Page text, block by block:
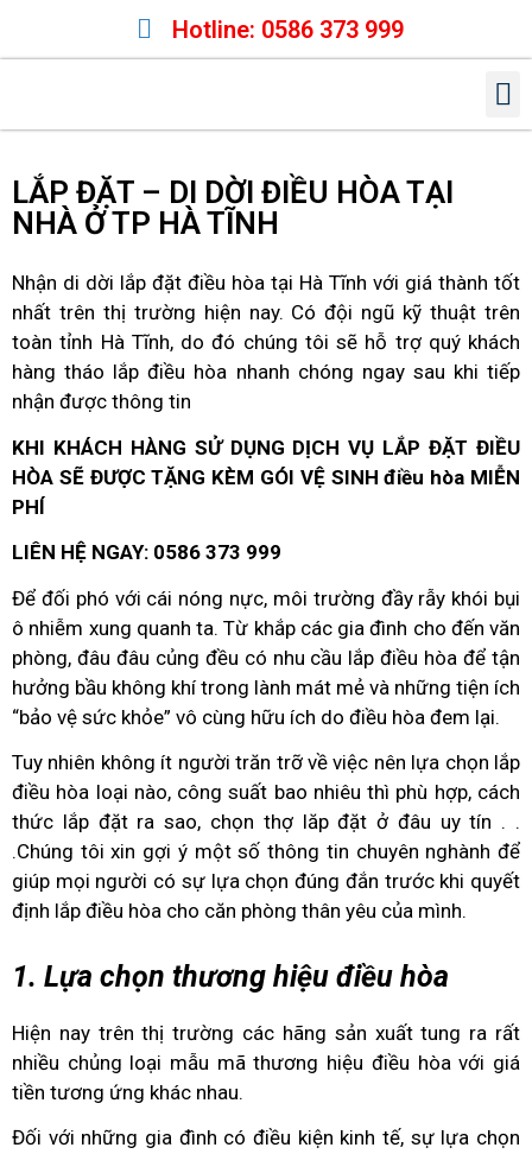
Hotline: 0586 373 999
LẮP ĐẶT – DI DỜI ĐIỀU HÒA TẠI
NHÀ Ở TP HÀ TĨNH
Nhận di dời lắp đặt điều hòa tại Hà Tĩnh với giá thành tốt
nhất trên thị trường hiện nay. Có đội ngũ kỹ thuật trên
toàn tỉnh Hà Tĩnh, do đó chúng tôi sẽ hỗ trợ quý khách
hàng tháo lắp điều hòa nhanh chóng ngay sau khi tiếp
nhận được thông tin
KHI KHÁCH HÀNG SỬ DỤNG DỊCH VỤ LẮP ĐẶT ĐIỀU
HÒA SẼ ĐƯỢC TẶNG KÈM GÓI VỆ SINH điều hòa MIỄN
PHÍ
LIÊN HỆ NGAY: 0586 373 999
Để đối phó với cái nóng nực, môi trường đầy rẫy khói bụi
ô nhiễm xung quanh ta. Từ khắp các gia đình cho đến văn
phòng, đâu đâu củng đều có nhu cầu lắp điều hòa để tận
hưởng bầu không khí trong lành mát mẻ và những tiện ích
“bảo vệ sức khỏe” vô cùng hữu ích do điều hòa đem lại.
Tuy nhiên không ít người trăn trỡ về việc nên lựa chọn lắp
điều hòa loại nào, công suất bao nhiêu thì phù hợp, cách
thức lắp đặt ra sao, chọn thợ lăp đặt ở đâu uy tín . .
.Chúng tôi xin gợi ý một số thông tin chuyên nghành để
giúp mọi người có sự lựa chọn đúng đắn trước khi quyết
định lắp điều hòa cho căn phòng thân yêu của mình.
1. Lựa chọn thương hiệu điều hòa
Hiện nay trên thị trường các hãng sản xuất tung ra rất
nhiều chủng loại mẫu mã thương hiệu điều hòa với giá
tiền tương ứng khác nhau.
Đối với những gia đình có điều kiện kinh tế, sự lựa chọn